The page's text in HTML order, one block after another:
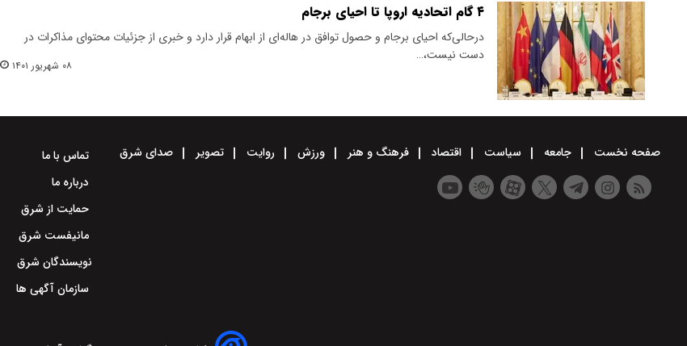
۴ گام اتحادیه اروپا تا احیای برجام
در‌حالی‌که احیای برجام و حصول توافق در هاله‌ای از ابهام قرار دارد و خبری از جزئیات محتوای مذاکرات در
دست نیست،…
۰۸ شهریور ۱۴۰۱
صفحه نخست جامعه سیاست اقتصاد فرهنگ و هنر ورزش روایت تصویر صدای شرق
تماس با ما
درباره ما
حمایت از شرق
مانیفست شرق
نویسندگان شرق
سازمان آگهی ها